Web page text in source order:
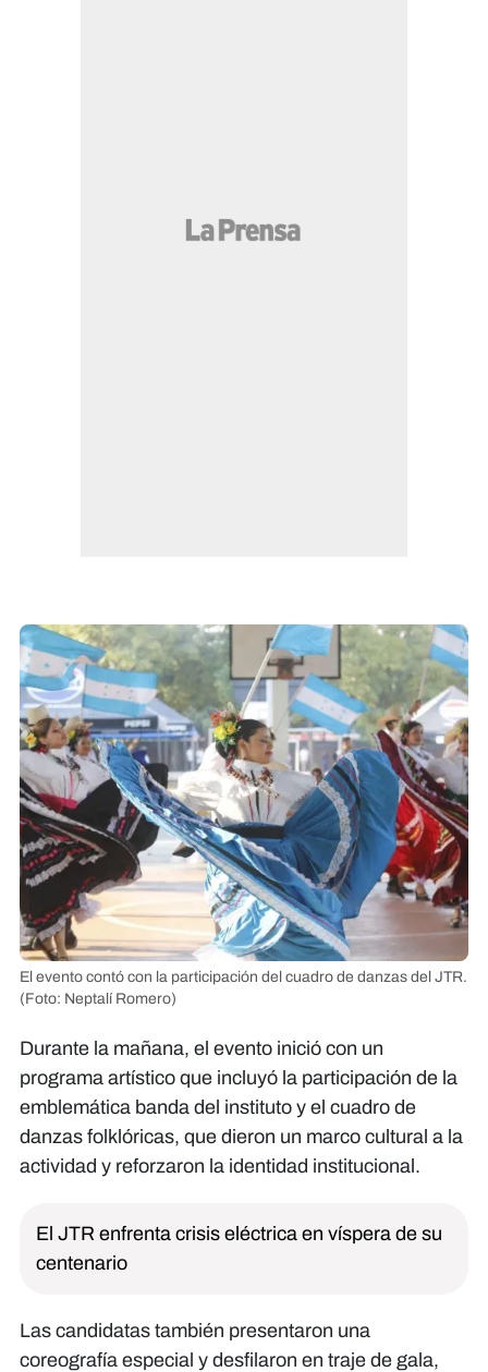
El evento contó con la participación del cuadro de danzas del JTR.
(Foto: Neptalí Romero)
Durante la mañana, el evento inició con un
programa artístico que incluyó la participación de la
emblemática banda del instituto y el cuadro de
danzas folklóricas, que dieron un marco cultural a la
actividad y reforzaron la identidad institucional.
El JTR enfrenta crisis eléctrica en víspera de su
centenario
Las candidatas también presentaron una
coreografía especial y desfilaron en traje de gala,